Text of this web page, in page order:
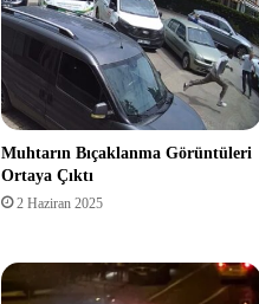
Muhtarın Bıçaklanma Görüntüleri
Ortaya Çıktı
2 Haziran 2025